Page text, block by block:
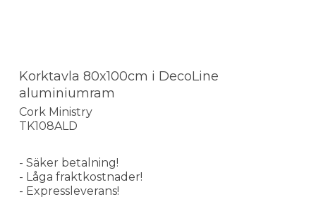
Korktavla 80x100cm i DecoLine
aluminiumram
Cork Ministry
TK108ALD
- Säker betalning!
- Låga fraktkostnader!
- Expressleverans!